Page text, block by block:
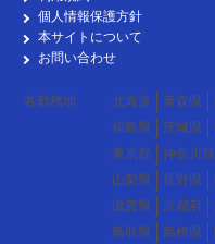
個人情報保護方針
本サイトについて
お問い合わせ
各勤務地 北海道 青森県
福島県
茨城県
東京都
神奈川県
山梨県
長野県
滋賀県
京都府
鳥取県
島根県